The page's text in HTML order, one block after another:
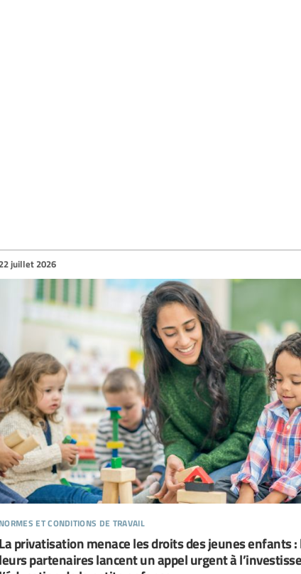
normes et conditions de travail
juillet 2026
La privatisation menace les droits des jeunes enfants
leurs partenaires lancent un appel urgent à